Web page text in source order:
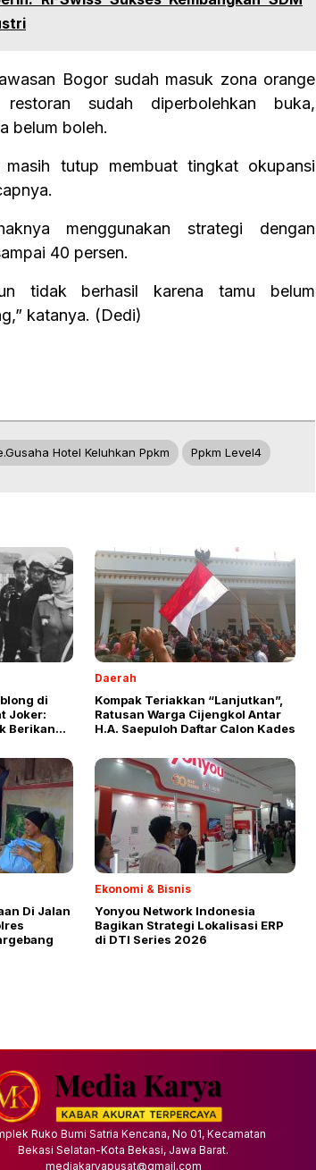
Bogor sudah masuk zona orange
sudah diperbolehkan buka,
belum boleh.
tutup membuat tingkat okupansi
menggunakan strategi dengan
40 persen.
tidak berhasil karena tamu belum
katanya. (Dedi)
Hotel Keluhkan Ppkm Ppkm Level4
di
Joker:
Berikan
Daerah
Kompak Teriakkan “Lanjutkan”,
Ratusan Warga Cijengkol Antar
H.A. Saepuloh Daftar Calon Kades
Di Jalan
Ekonomi & Bisnis
Yonyou Network Indonesia
Bagikan Strategi Lokalisasi ERP
di DTI Series 2026
Ruko Bumi Satria Kencana, No 01, Kecamatan
Bekasi Selatan-Kota Bekasi, Jawa Barat.
mediakaryapusat@gmail.com